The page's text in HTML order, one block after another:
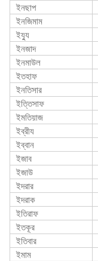
ইনছাপ
ইনজিমাম
ইয্যু
ইনজাদ
ইনমাউল
ইতহাফ
ইনতিসার
ইত্তিসাফ
ইমতিয়াজ
ইব্রীয
ইব্বান
ইজাব
ইজাউ
ইদরার
ইদরাক
ইতিরাফ
ইতকূর
ইতিবার
ইমাম